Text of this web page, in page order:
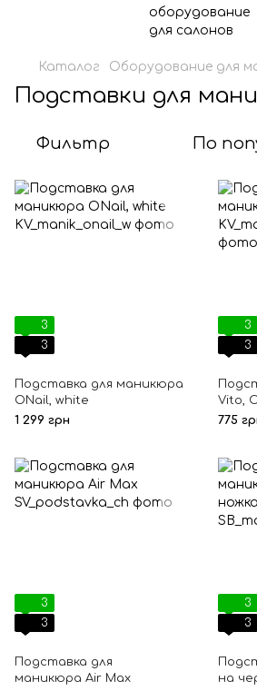
Каталог Оборудование для
Подставки для
Фильтр По
3
3
Подставка для маникюра
ONail, white
1 299 грн
3
3
Vito,
775
3
3
Подставка для
маникюра Air Max
3
3
на